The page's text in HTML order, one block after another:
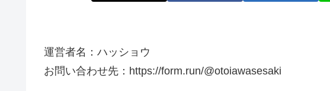
運営者名：ハッショウ
お問い合わせ先：https://form.run/@otoiawasesaki